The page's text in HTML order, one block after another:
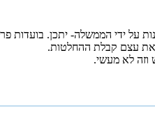
ידי הממשלה- יתכן. בועדות
את עצם קבלת ההחלטות.
לא מעשי.